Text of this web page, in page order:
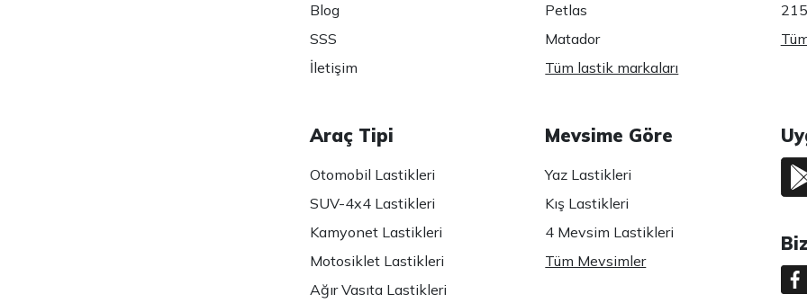
Blog
SSS
İletişim
Petlas
Matador
Tüm lastik markaları
Araç Tipi
Otomobil Lastikleri
SUV-4x4 Lastikleri
Kamyonet Lastikleri
Motosiklet Lastikleri
Ağır Vasıta Lastikleri
Mevsime Göre
Yaz Lastikleri
Kış Lastikleri
4 Mevsim Lastikleri
Tüm Mevsimler